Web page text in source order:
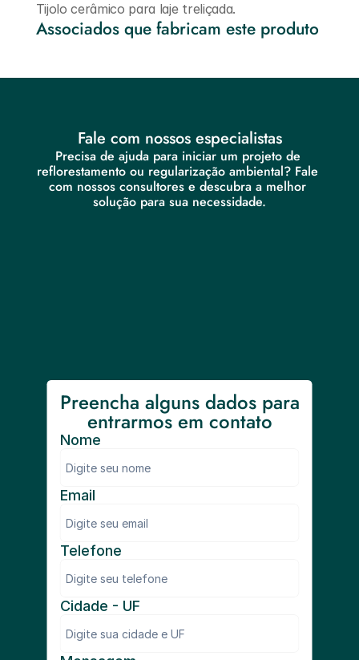
Associados que fabricam este produto
Tijolo cerâmico para laje treliçada.
Fale com nossos especialistas
Precisa de ajuda para iniciar um projeto de
reflorestamento ou regularização ambiental? Fale
com nossos consultores e descubra a melhor
solução para sua necessidade.
Preencha alguns dados para
entrarmos em contato
Email
Telefone
Nome
Cidade - UF